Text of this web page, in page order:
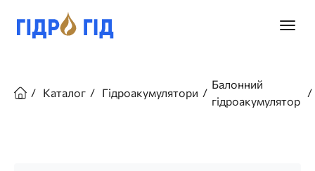
основного
Каталог
Гідроакумулятори
Балонний
гідроакумулятор